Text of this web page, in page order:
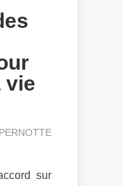
vie
sur